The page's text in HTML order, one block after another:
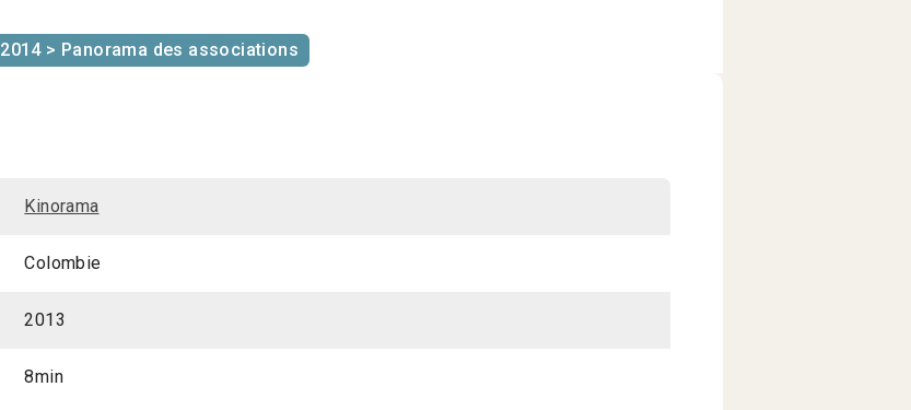
2014 > Panorama des associations
Kinorama
Colombie
2013
8min